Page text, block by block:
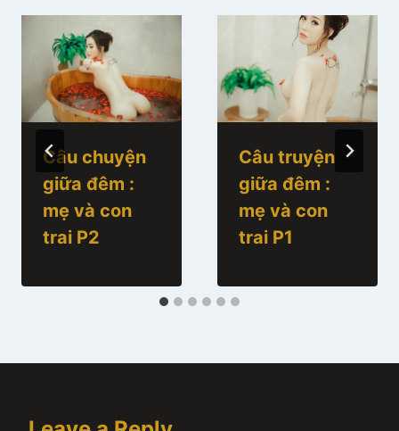
Câu chuyện
giữa đêm :
mẹ và con
trai P2
Câu truyện
giữa đêm :
mẹ và con
trai P1